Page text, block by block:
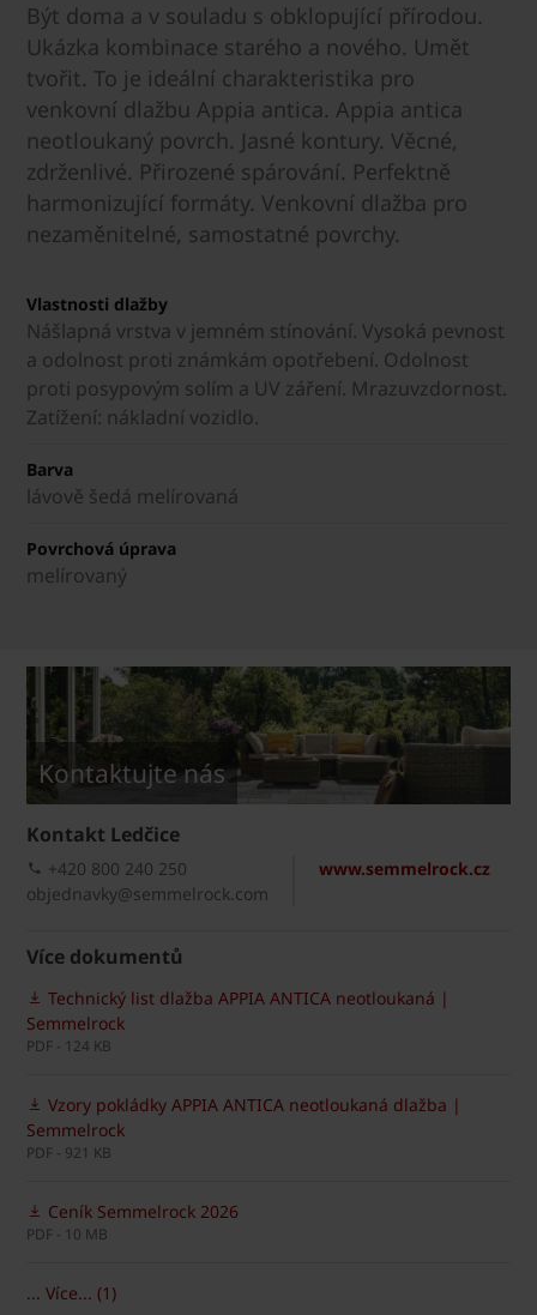
Být doma a v souladu s obklopující přírodou.
Ukázka kombinace starého a nového. Umět
tvořit. To je ideální charakteristika pro
venkovní dlažbu Appia antica. Appia antica
neotloukaný povrch. Jasné kontury. Věcné,
zdrženlivé. Přirozené spárování. Perfektně
harmonizující formáty. Venkovní dlažba pro
nezaměnitelné, samostatné povrchy.
Vlastnosti dlažby
Nášlapná vrstva v jemném stínování. Vysoká pevnost
a odolnost proti známkám opotřebení. Odolnost
proti posypovým solím a UV záření. Mrazuvzdornost.
Zatížení: nákladní vozidlo.
Barva
lávově šedá melírovaná
Povrchová úprava
melírovaný
Kontaktujte nás
Kontakt Ledčice
www.semmelrock.cz
+420 800 240 250
objednavky@semmelrock.com
Více dokumentů
Technický list dlažba APPIA ANTICA neotloukaná |
Semmelrock
PDF - 124 KB
Vzory pokládky APPIA ANTICA neotloukaná dlažba |
Semmelrock
PDF - 921 KB
Ceník Semmelrock 2026
PDF - 10 MB
... Více... (1)